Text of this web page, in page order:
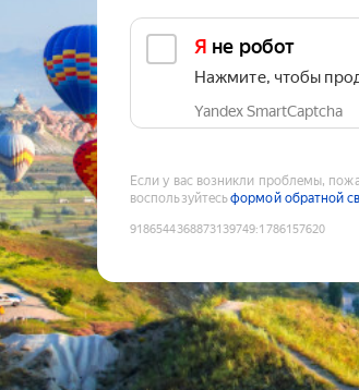
Я не робот
Нажмите, чтобы
Yandex SmartCaptcha
Если у вас возникли проблемы,
воспользуйтесьформой обратной
9186544368873139749:1786157620